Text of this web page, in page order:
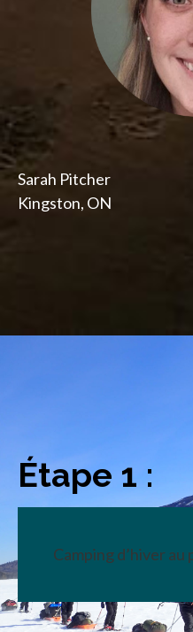
Sarah Pitcher
Kingston, ON
Étape 1 :
Camping d’hiver